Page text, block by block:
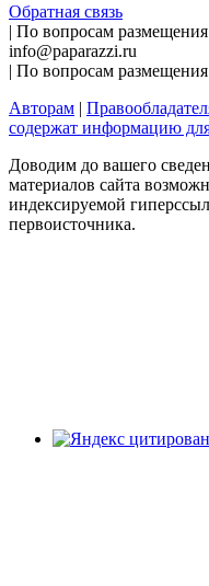
Обратная связь
| По вопросам
info@paparazzi.ru
| По вопросам
Авторам |
содержат информацию
Доводим до вашего
материалов сайта
индексируемой
первоисточника.